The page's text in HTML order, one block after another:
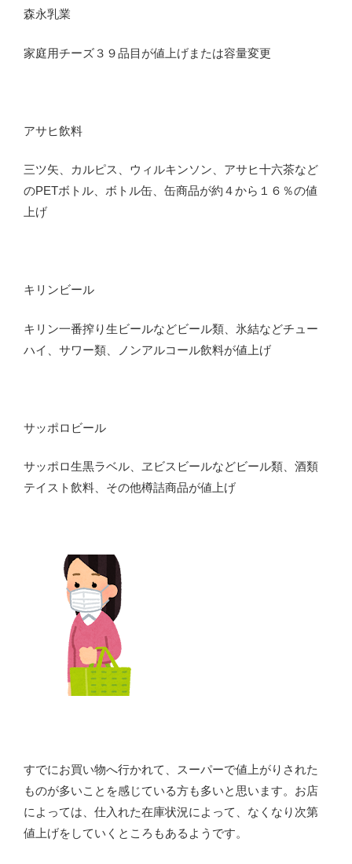
森永乳業
家庭用チーズ３９品目が値上げまたは容量変更
アサヒ飲料
三ツ矢、カルピス、ウィルキンソン、アサヒ十六茶など
のPETボトル、ボトル缶、缶商品が約４から１６％の値
上げ
キリンビール
キリン一番搾り生ビールなどビール類、氷結などチュー
ハイ、サワー類、ノンアルコール飲料が値上げ
サッポロビール
サッポロ生黒ラベル、ヱビスビールなどビール類、酒類
テイスト飲料、その他樽詰商品が値上げ
すでにお買い物へ行かれて、スーパーで値上がりされた
ものが多いことを感じている方も多いと思います。お店
によっては、仕入れた在庫状況によって、なくなり次第
値上げをしていくところもあるようです。